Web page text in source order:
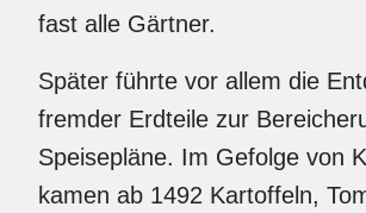
fast alle Gärtner.
Später führte vor allem die
fremder Erdteile zur
Speisepläne. Im Gefolge von
kamen ab 1492 Kartoffeln,